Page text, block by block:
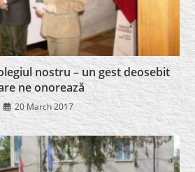
nostru – un gest deosebit
ne onorează
20 March 2017